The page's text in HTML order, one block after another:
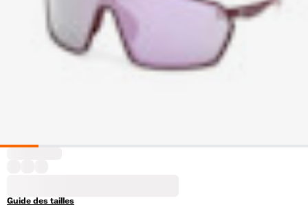
Guide des tailles